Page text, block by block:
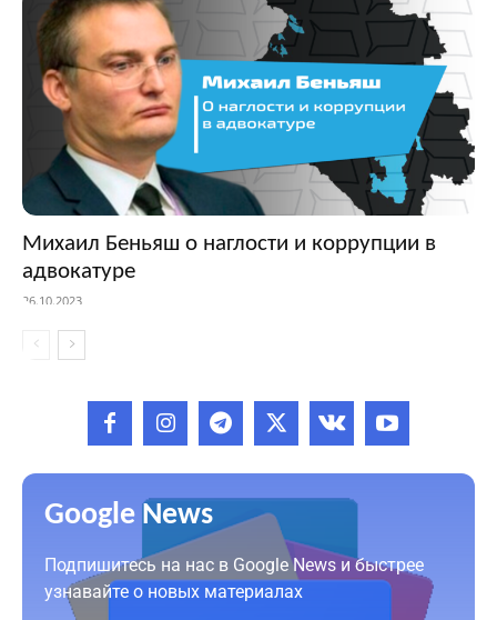
Михаил Беньяш о наглости и коррупции в
адвокатуре
26.10.2023
Google News
Подпишитесь на нас в Google News и быстрее
узнавайте о новых материалах